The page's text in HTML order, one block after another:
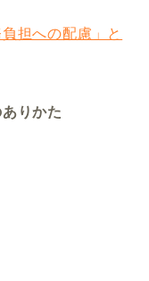
担への配慮」と
りかた